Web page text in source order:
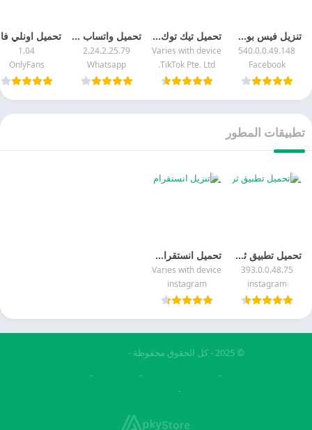
تنزيل فيس بوك 2026 Facebook‎ APK‏ اخر اصدار مجانا
540.0.0.49.148
Facebook
تحميل تيك توك لايت 2026 TikTok Lite APK
Varies with device
TikTok Pte. Ltd.
تحميل واتساب للاعمال 2025 WhatsApp Business اخر تحديث مجانا
2.24.2.25.79
Whatsapp
1.04
OnlyFans
تطبيقات المطور
تحميل تطبيق ثريدز Threads 2026
393.0.0.48.75
instagram
تحميل انستقرام Instagram 2026
Varies with device
instagram
© 2025 - كل الحقوق محفوظة -